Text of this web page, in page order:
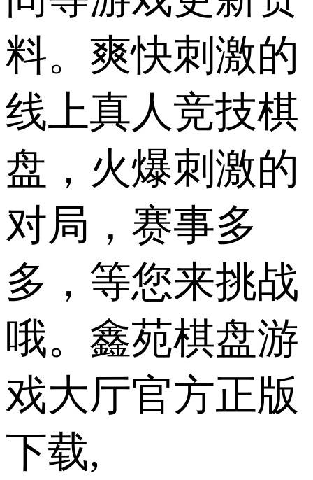
料。爽快刺激的
线上真人竞技棋
盘，火爆刺激的
对局，赛事多
多，等您来挑战
哦。鑫苑棋盘游
戏大厅官方正版
下载,